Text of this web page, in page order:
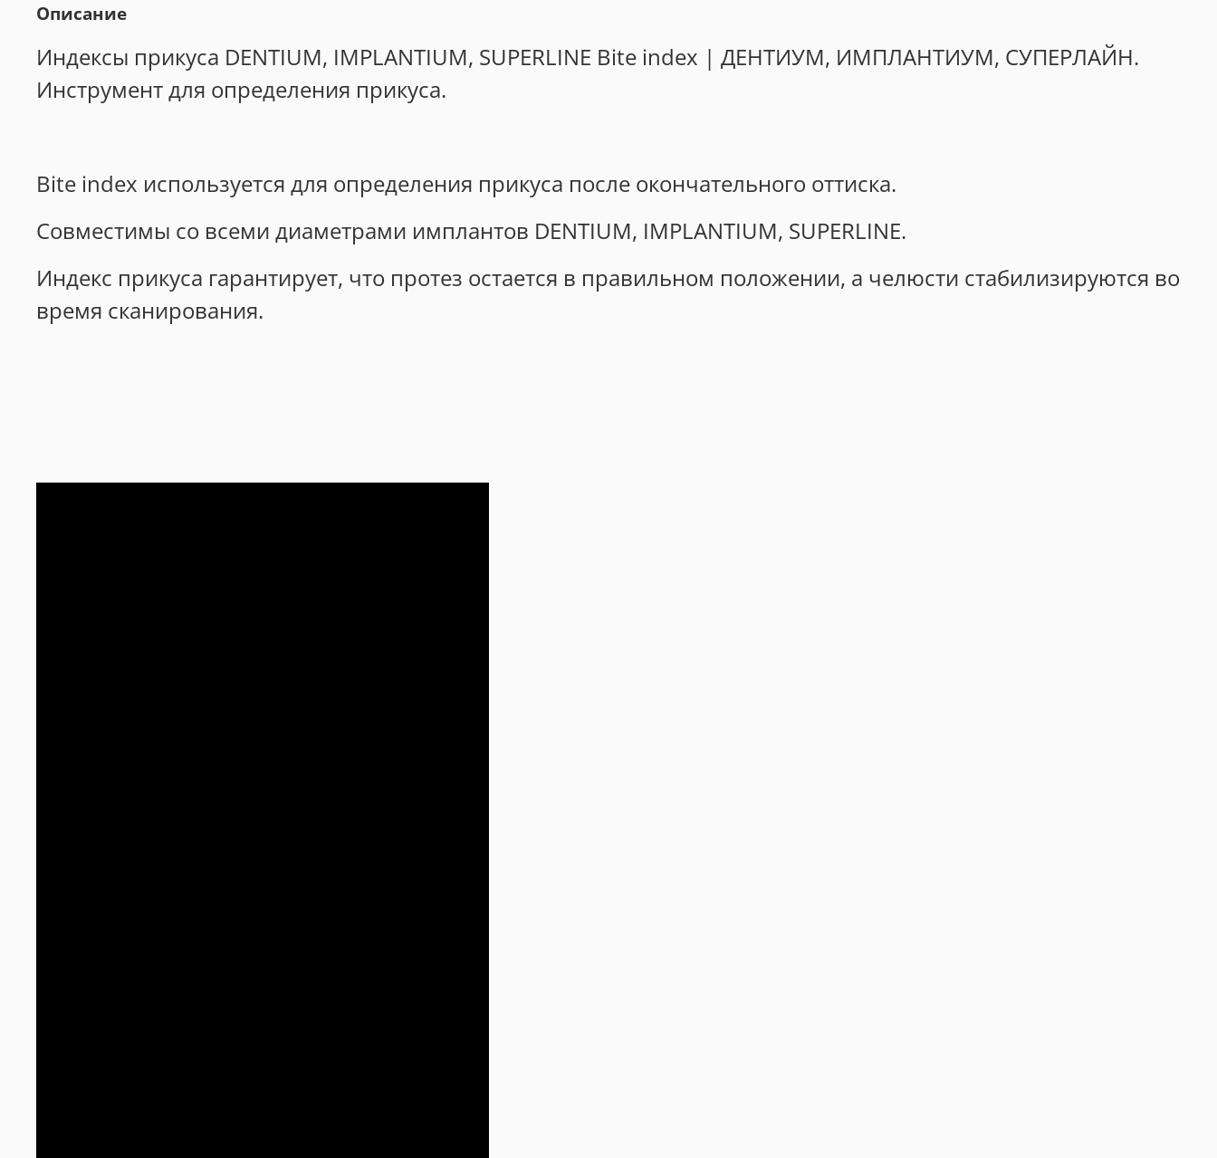
Описание
Индексы прикуса DENTIUM, IMPLANTIUM, SUPERLINE Bite index | ДЕНТИУМ, ИМПЛАНТИУМ, СУПЕРЛАЙН.
Инструмент для определения прикуса.
Bite index используется для определения прикуса после окончательного оттиска.
Совместимы со всеми диаметрами имплантов DENTIUM, IMPLANTIUM, SUPERLINE.
Индекс прикуса гарантирует, что протез остается в правильном положении, а челюсти стабилизируются во
время сканирования.